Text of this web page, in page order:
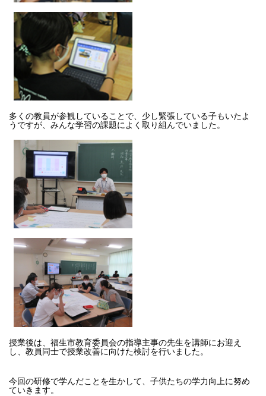
多くの教員が参観していることで、少し緊張している子もいたよ
うですが、みんな学習の課題によく取り組んでいました。
授業後は、福生市教育委員会の指導主事の先生を講師にお迎え
し、教員同士で授業改善に向けた検討を行いました。
今回の研修で学んだことを生かして、子供たちの学力向上に努め
ていきます。